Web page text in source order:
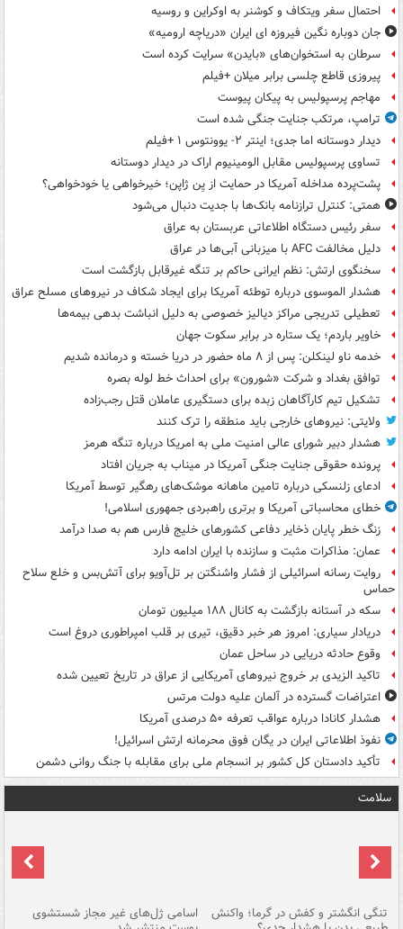
احتمال سفر ویتکاف و کوشنر به اوکراین و روسیه
جان دوباره نگین فیروزه ای ایران «دریاچه ارومیه»
سرطان به استخوان‌های «بایدن» سرایت کرده است
پیروزی قاطع چلسی برابر میلان +فیلم
مهاجم پرسپولیس به پیکان پیوست
ترامپ، مرتکب جنایت جنگی شده است
دیدار دوستانه اما جدی؛ اینتر ۲- یوونتوس ۱ +فیلم
تساوی پرسپولیس مقابل الومینیوم اراک در دیدار دوستانه
پشت‌پرده مداخله آمریکا در حمایت از یِن ژاپن؛ خیرخواهی یا خودخواهی؟
همتی: کنترل ترازنامه بانک‌ها با جدیت دنبال می‌شود
سفر رئیس دستگاه اطلاعاتی عربستان به عراق
دلیل مخالفت AFC با میزبانی آبی‌ها در عراق
سخنگوی ارتش: نظم ایرانی حاکم بر تنگه غیرقابل بازگشت است
هشدار الموسوی درباره توطئه آمریکا برای ایجاد شکاف در نیروهای مسلح عراق
تعطیلی تدریجی مراکز دیالیز خصوصی به دلیل انباشت بدهی بیمه‌ها
خاویر باردم؛ یک ستاره در برابر سکوت جهان
خدمه ناو لینکلن: پس از ۸ ماه حضور در دریا خسته و درمانده‌ شدیم
توافق بغداد و شرکت «شورون» برای احداث خط لوله بصره
تشکیل تیم کارآگاهان زبده برای دستگیری عاملان قتل رجب‌زاده
ولایتی: نیروهای خارجی باید منطقه را ترک کنند
هشدار دبیر شورای عالی امنیت ملی به امریکا درباره تنگه هرمز
پرونده حقوقی جنایت جنگی آمریکا در میناب به جریان افتاد
ادعای زلنسکی درباره تامین ماهانه موشک‌های رهگیر توسط آمریکا
خطای محاسباتی آمریکا و برتری راهبردی جمهوری اسلامی!
زنگ خطر پایان ذخایر دفاعی کشورهای خلیج فارس هم به صدا درآمد
عمان: مذاکرات مثبت و سازنده با ایران ادامه دارد
روایت رسانه اسرائیلی از فشار واشنگتن بر تل‌آویو برای آتش‌بس و خلع سلاح
حماس
سکه در آستانه بازگشت به کانال ۱۸۸ میلیون تومان
دریادار سیاری: امروز هر خبر دقیق، تیری بر قلب امپراطوری دروغ است
وقوع حادثه دریایی در ساحل عمان
تاکید الزیدی بر خروج نیروهای آمریکایی از عراق در تاریخ تعیین شده
اعتراضات گسترده در آلمان علیه دولت مرتس
هشدار کانادا درباره عواقب تعرفه ۵۰ درصدی آمریکا
نفوذ اطلاعاتی ایران در یگان فوق محرمانه ارتش اسرائیل!
تأکید دادستان کل کشور بر انسجام ملی برای مقابله با جنگ روانی دشمن
سلامت
تنگی انگشتر و کفش در گرما؛ واکنش اسامی ژل‌های غیر مجاز شستشوی